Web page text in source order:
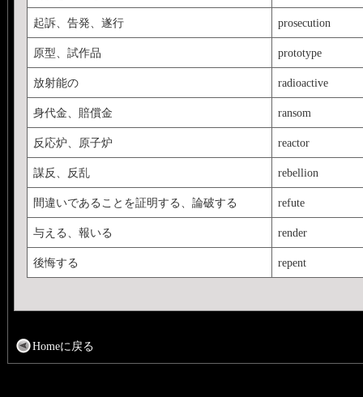
起訴、告発、遂行 prosecution
原型、試作品 prototype
放射能の radioactive
身代金、賠償金 ransom
反応炉、原子炉 reactor
謀反、反乱 rebellion
間違いであることを証明する、論破する refute
与える、報いる render
後悔する repent
Homeに戻る